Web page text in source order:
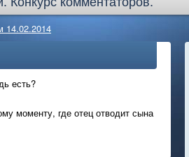
14.02.2014
есть?
моменту, где отец отводит сына